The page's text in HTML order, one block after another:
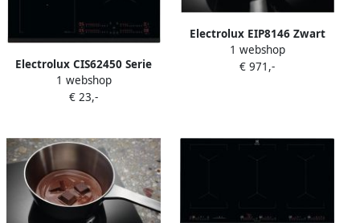
Electrolux CIS62450 Serie
Inbouw Inductiekookplaat
PowerBoost Bridgefunctie
1 webshop
€ 23,-
Electrolux EIP8146 Zwart
Ingebouwd 78 cm
Inductiekookplaat zones 4
1 webshop
€ 971,-